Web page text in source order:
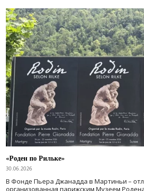
«Роден по Рильке»
30.06.2026
В Фонде Пьера Джанадда в Мартиньи –
организованная парижским Музеем